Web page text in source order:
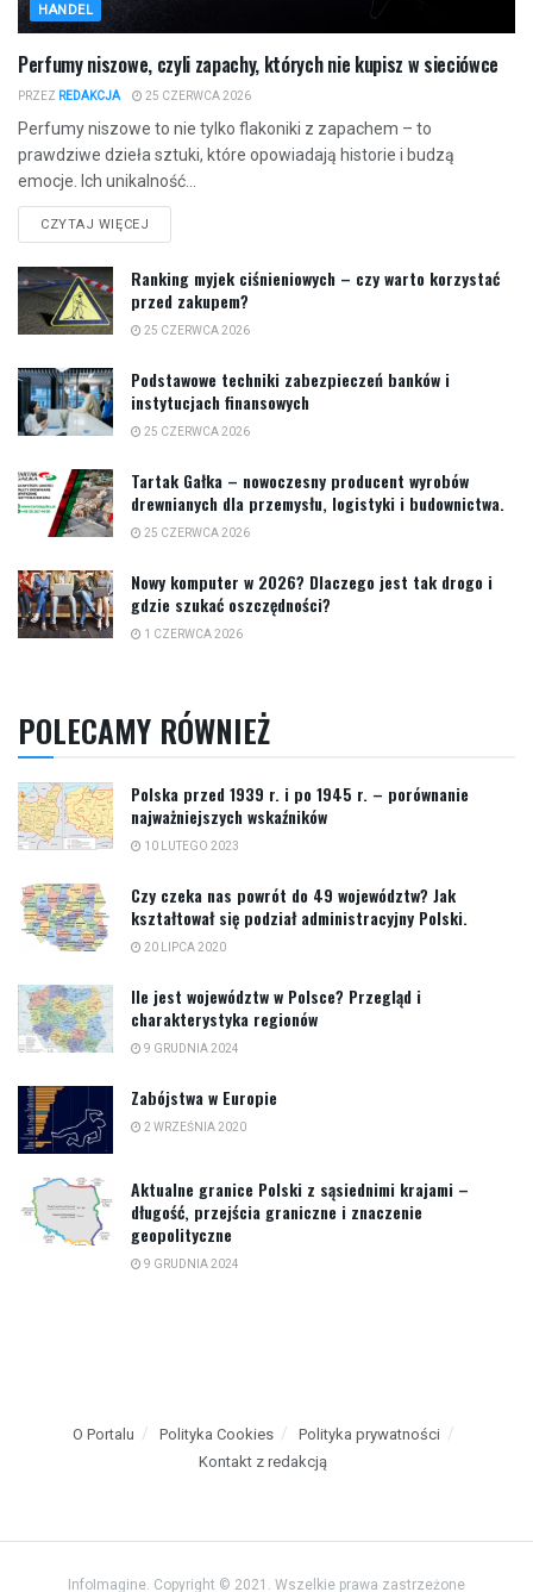
HANDEL
Perfumy niszowe, czyli zapachy, których nie kupisz w sieciówce
PRZEZ REDAKCJA 25 CZERWCA 2026
Perfumy niszowe to nie tylko flakoniki z zapachem – to
prawdziwe dzieła sztuki, które opowiadają historie i budzą
emocje. Ich unikalność...
CZYTAJ WIĘCEJ
Ranking myjek ciśnieniowych – czy warto korzystać
przed zakupem?
25 CZERWCA 2026
Podstawowe techniki zabezpieczeń banków i
instytucjach finansowych
25 CZERWCA 2026
Tartak Gałka – nowoczesny producent wyrobów
drewnianych dla przemysłu, logistyki i budownictwa.
25 CZERWCA 2026
Nowy komputer w 2026? Dlaczego jest tak drogo i
gdzie szukać oszczędności?
1 CZERWCA 2026
POLECAMY RÓWNIEŻ
Polska przed 1939 r. i po 1945 r. – porównanie
najważniejszych wskaźników
10 LUTEGO 2023
Czy czeka nas powrót do 49 województw? Jak
kształtował się podział administracyjny Polski.
20 LIPCA 2020
Ile jest województw w Polsce? Przegląd i
charakterystyka regionów
9 GRUDNIA 2024
Zabójstwa w Europie
2 WRZEŚNIA 2020
Aktualne granice Polski z sąsiednimi krajami –
długość, przejścia graniczne i znaczenie
geopolityczne
9 GRUDNIA 2024
O Portalu Polityka Cookies
Polityka prywatności
Kontakt z redakcją
InfoImagine. Copyright © 2021. Wszelkie prawa zastrzeżone